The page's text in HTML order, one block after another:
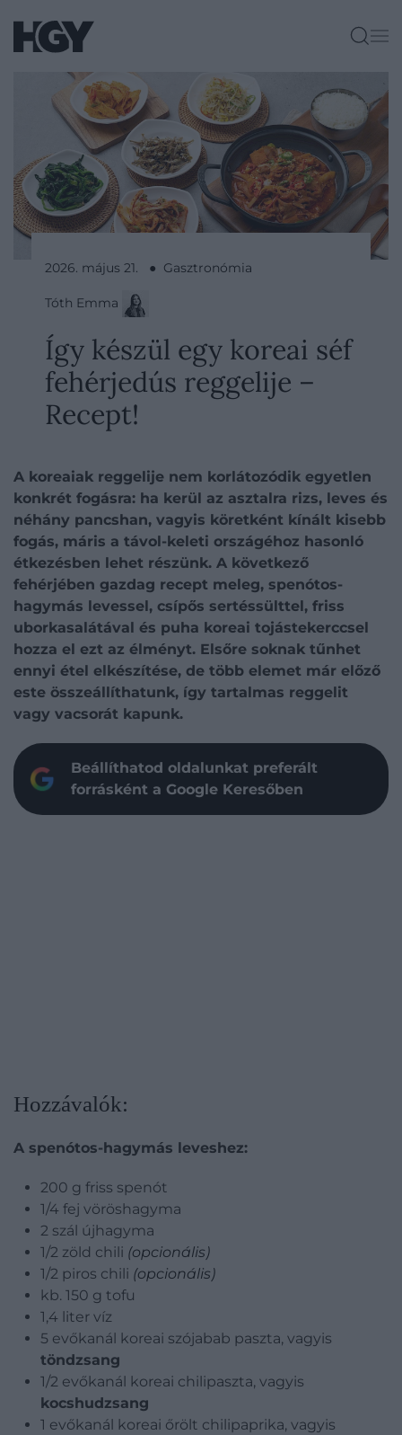
2026. május 21. ● Gasztronómia
Tóth Emma
Így készül egy koreai séf
fehérjedús reggelije –
Recept!
A koreaiak reggelije nem korlátozódik egyetlen
konkrét fogásra: ha kerül az asztalra rizs, leves és
néhány pancshan, vagyis köretként kínált kisebb
fogás, máris a távol-keleti országéhoz hasonló
étkezésben lehet részünk. A következő
fehérjében gazdag recept meleg, spenótos-
hagymás levessel, csípős sertéssülttel, friss
uborkasalátával és puha koreai tojástekerccsel
hozza el ezt az élményt. Elsőre soknak tűnhet
ennyi étel elkészítése, de több elemet már előző
este összeállíthatunk, így tartalmas reggelit
vagy vacsorát kapunk.
Beállíthatod oldalunkat preferált
forrásként a Google Keresőben
Hozzávalók:
A spenótos-hagymás leveshez:
200 g friss spenót
1/4 fej vöröshagyma
2 szál újhagyma
1/2 zöld chili (opcionális)
1/2 piros chili (opcionális)
kb. 150 g tofu
1,4 liter víz
5 evőkanál koreai szójabab paszta, vagyis
töndzsang
1/2 evőkanál koreai chilipaszta, vagyis
kocshudzsang
1 evőkanál koreai őrölt chilipaprika, vagyis